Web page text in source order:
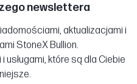
newslettera
aktualizacjami i
StoneX Bullion.
usługami, które są dla Ciebie